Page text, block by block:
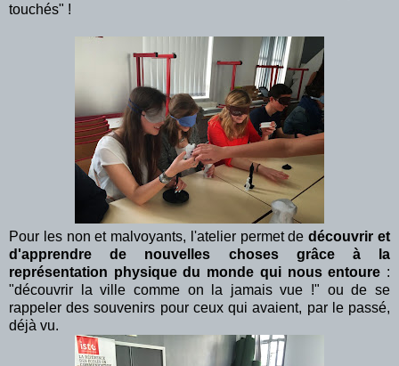
touchés" !
Pour les non et malvoyants, l'atelier permet dedécouvrir et
d'apprendre de nouvelles choses grâce à la
représentation physique du monde qui nous entoure :
"découvrir la ville comme on la jamais vue !" ou de se
rappeler des souvenirs pour ceux qui avaient, par le passé,
déjà vu.